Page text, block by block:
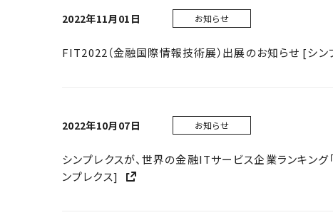
2022年11月01日 お知らせ
FIT2022（金融国際情報技術展）出展のお知らせ [シン
2022年10月07日 お知らせ
シンプレクスが、世界の金融ITサービス企業ランキ
ンプレクス]